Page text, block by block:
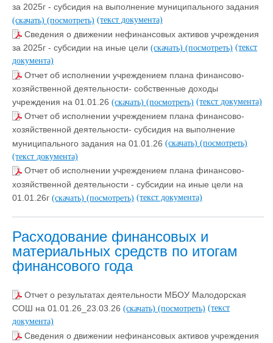
за 2025г - субсидия на выполнение муниципального задания
(скачать) (посмотреть) (текст документа)
Сведения о движении нефинансовых активов учреждения
за 2025г - субсидии на иные цели (скачать) (посмотреть) (текст
документа)
Отчет об исполнении учреждением плана финансово-
хозяйственной деятельности- собственные доходы
учреждения на 01.01.26 (скачать) (посмотреть) (текст документа)
Отчет об исполнении учреждением плана финансово-
хозяйственной деятельности- субсидия на выполнение
муниципального задания на 01.01.26 (скачать) (посмотреть)
(текст документа)
Отчет об исполнении учреждением плана финансово-
хозяйственной деятельности - субсидии на иные цели на
01.01.26г (скачать) (посмотреть) (текст документа)
Расходование финансовых и
материальных средств по итогам
финансового года
Отчет о результатах деятельности МБОУ Малодорская
СОШ на 01.01.26_23.03.26 (скачать) (посмотреть) (текст
документа)
Сведения о движении нефинансовых активов учреждения